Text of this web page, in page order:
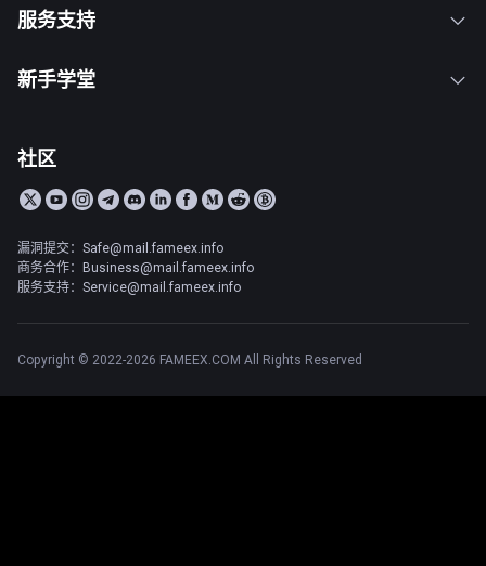
服务支持
新手学堂
社区
漏洞提交：Safe@mail.fameex.info
商务合作：Business@mail.fameex.info
服务支持：Service@mail.fameex.info
Copyright © 2022-2026 FAMEEX.COM All Rights Reserved